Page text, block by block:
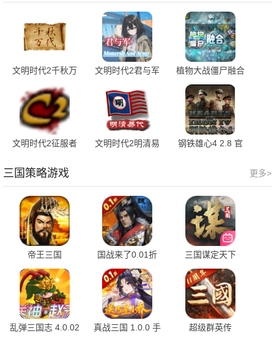
文明时代2千秋万
版
文明时代2君与军
植物大战僵尸融合
版手机版 3.0.1 正
式版
文明时代2征服者
文明时代2明清易
钢铁雄心4 2.8 官
更多>
三国策略游戏
帝王三国
1.65.1210 最新版
国战来了0.01折
3.9.0.0 最新版
三国谋定天下
1.17.0 最新版
乱弹三国志 4.0.02
真战三国 1.0.0 手
超级群英传